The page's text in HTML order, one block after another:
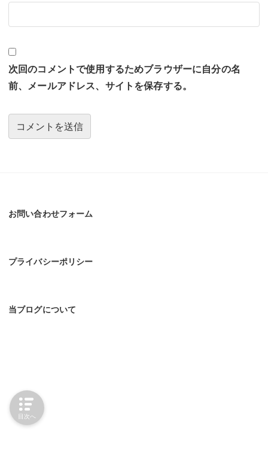
次回のコメントで使用するためブラウザーに自分の名
前、メールアドレス、サイトを保存する。
お問い合わせフォーム
プライバシーポリシー
当ブログについて
目次へ